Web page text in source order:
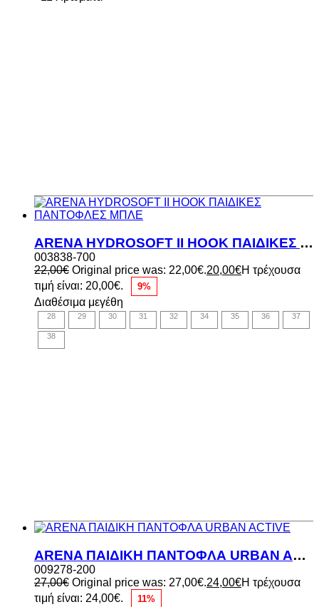
ARENA HYDROSOFT II HOOK ΠΑΙΔΙΚΕΣ ΠΑΝΤΟΦΛΕΣ ΜΠΛΕ
003838-700
22,00€ Original price was: 22,00€.20,00€Η τρέχουσα
τιμή είναι: 20,00€.
9%
Διαθέσιμα μεγέθη
28 29 30 31 32 34 35 36 37
38
ARENA ΠΑΙΔΙΚΗ ΠΑΝΤΟΦΛΑ URBAN ACTIVE
009278-200
27,00€ Original price was: 27,00€.24,00€Η τρέχουσα
τιμή είναι: 24,00€.
11%